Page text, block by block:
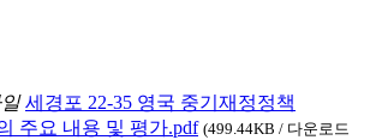
세경포 22-35 영국 중기재정정책
주요 내용 및 평가.pdf (499.44KB / 다운로드